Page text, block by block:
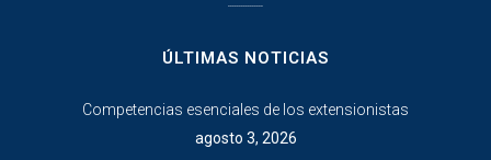
ÚLTIMAS NOTICIAS
Competencias esenciales de los extensionistas
agosto 3, 2026